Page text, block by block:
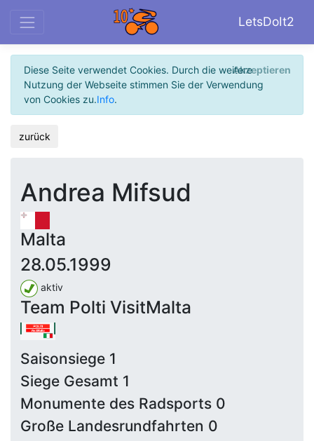
LetsDoIt2
Diese Seite verwendet Cookies. Durch die weitere
Nutzung der Webseite stimmen Sie der Verwendung
von Cookies zu.Info.
Akzeptieren
zurück
Andrea Mifsud
Malta
28.05.1999
aktiv
Team Polti VisitMalta
Saisonsiege 1
Siege Gesamt 1
Monumente des Radsports 0
Große Landesrundfahrten 0